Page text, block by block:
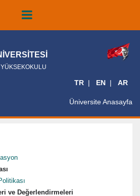
TR EN AR
Üniversite Anasayfa
ve Değerlendirmeleri